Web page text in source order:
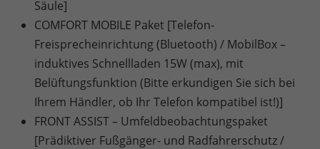
Säule]
COMFORT MOBILE Paket [Telefon-
Freisprecheinrichtung (Bluetooth) / MobilBox –
induktives Schnellladen 15W (max), mit
Belüftungsfunktion (Bitte erkundigen Sie sich bei
Ihrem Händler, ob Ihr Telefon kompatibel ist!)]
FRONT ASSIST – Umfeldbeobachtungspaket
[Prädiktiver Fußgänger- und Radfahrerschutz /